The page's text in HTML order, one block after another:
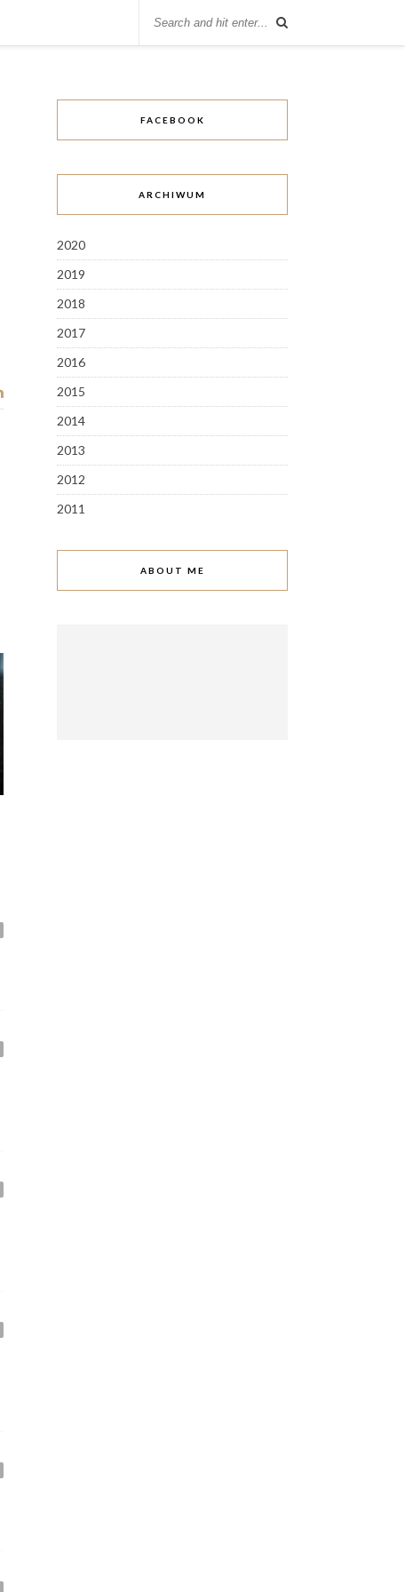
FACEBOOK
ARCHIWUM
2020
2019
2018
2017
2016
2015
2014
2013
2012
2011
ABOUT ME